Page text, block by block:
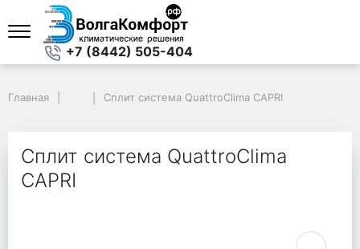
+7 (8442) 505-404
Сплит система QuattroClima CAPRI
Главная Сплит система QuattroClima CAPRI
Сплит система QuattroClima
CAPRI